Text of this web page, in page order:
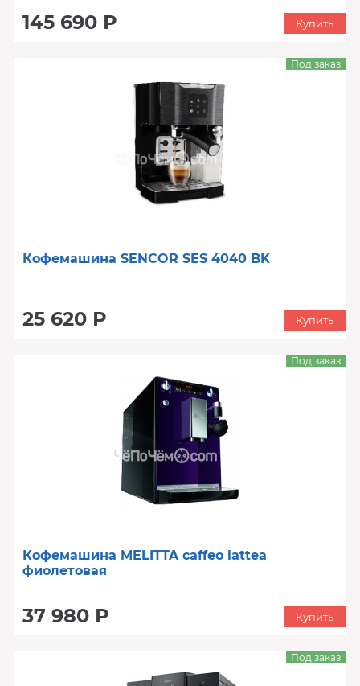
145 690 Р Купить
Кофемашина SENCOR SES 4040 BK
25 620 Р
Под заказ
Купить
Кофемашина MELITTA caffeo lattea
фиолетовая
37 980 Р
Под заказ
Купить
Под заказ